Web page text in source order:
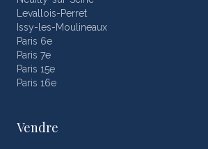
Levallois-Perret
Issy-les-Moulineaux
Paris 6e
Paris 7e
Paris 15e
Paris 16e
Vendre